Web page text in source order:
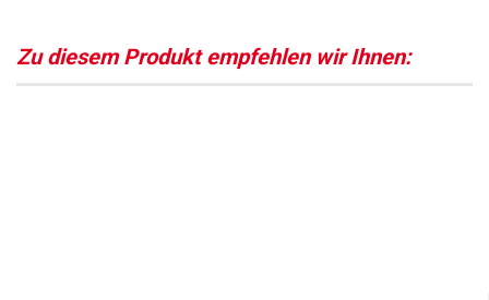
Zu diesem Produkt empfehlen wir Ihnen: